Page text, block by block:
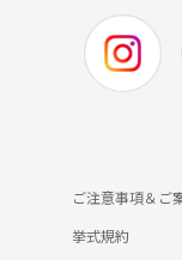
ご注意事項＆ご
挙式規約